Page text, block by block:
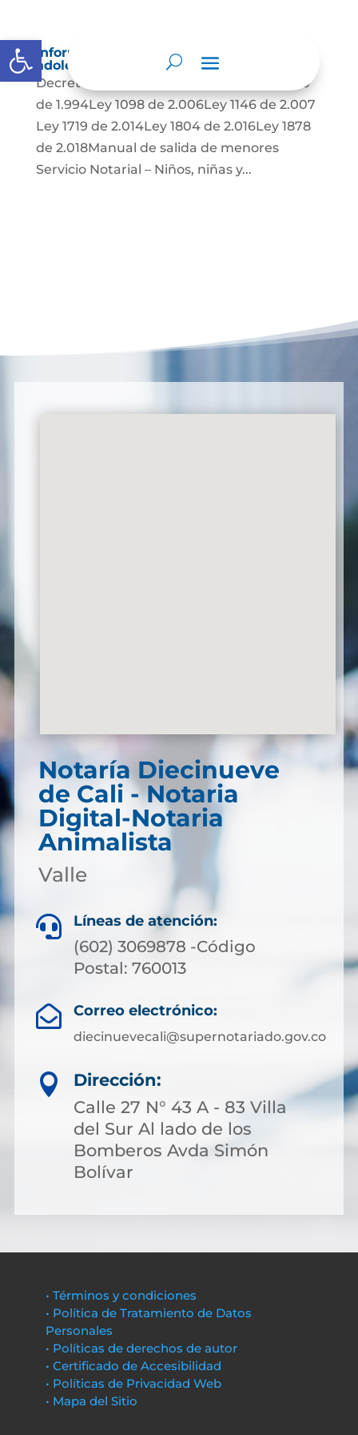
Abrir barra de herramientas
Información para niños, niñas y
adolescentes
Decreto 860 de 2010 Ley 12 de 1.991 Ley 115
de 1.994Ley 1098 de 2.006Ley 1146 de 2.007
Ley 1719 de 2.014Ley 1804 de 2.016Ley 1878
de 2.018Manual de salida de menores
Servicio Notarial – Niños, niñas y...
Notaría Diecinueve
de Cali - Notaria
Digital-Notaria
Animalista
Valle
 Líneas de atención:
(602) 3069878 -Código
Postal: 760013
 Correo electrónico:
diecinuevecali@supernotariado.gov.co

Dirección:
Calle 27 N° 43 A - 83 Villa
del Sur Al lado de los
Bomberos Avda Simón
Bolívar
• Términos y condiciones
• Política de Tratamiento de Datos
Personales
• Políticas de derechos de autor
• Certificado de Accesibilidad
• Políticas de Privacidad Web
• Mapa del Sitio